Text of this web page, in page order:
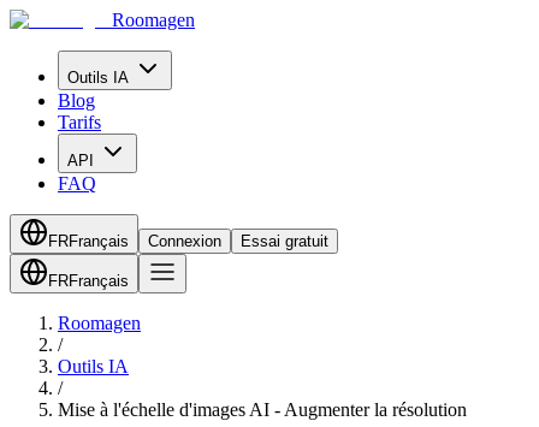
Roomagen
Outils IA
Blog
Tarifs
API
FAQ
FRFrançais Connexion Essai gratuit
FRFrançais
Roomagen
/
Outils IA
/
Mise à l'échelle d'images AI - Augmenter la résolution